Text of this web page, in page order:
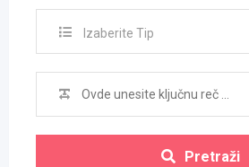
Izaberite Tip
Pretraži